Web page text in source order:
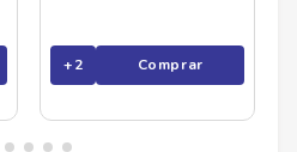
+2 Comprar